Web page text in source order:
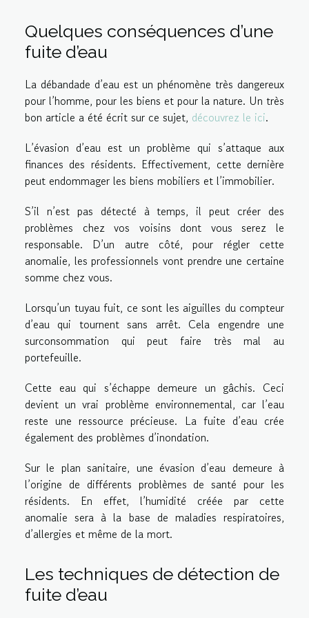
Quelques conséquences d’une
fuite d’eau
La débandade d’eau est un phénomène très dangereux
pour l’homme, pour les biens et pour la nature. Un très
bon article a été écrit sur ce sujet, découvrez le ici.
L’évasion d’eau est un problème qui s’attaque aux
finances des résidents. Effectivement, cette dernière
peut endommager les biens mobiliers et l’immobilier.
S’il n’est pas détecté à temps, il peut créer des
problèmes chez vos voisins dont vous serez le
responsable. D’un autre côté, pour régler cette
anomalie, les professionnels vont prendre une certaine
somme chez vous.
Lorsqu’un tuyau fuit, ce sont les aiguilles du compteur
d’eau qui tournent sans arrêt. Cela engendre une
surconsommation qui peut faire très mal au
portefeuille.
Cette eau qui s’échappe demeure un gâchis. Ceci
devient un vrai problème environnemental, car l’eau
reste une ressource précieuse. La fuite d’eau crée
également des problèmes d’inondation.
Sur le plan sanitaire, une évasion d’eau demeure à
l’origine de différents problèmes de santé pour les
résidents. En effet, l’humidité créée par cette
anomalie sera à la base de maladies respiratoires,
d’allergies et même de la mort.
Les techniques de détection de
fuite d’eau